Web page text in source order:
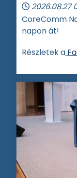
2026.08.27
CoreComm
napon át!
Részletek a